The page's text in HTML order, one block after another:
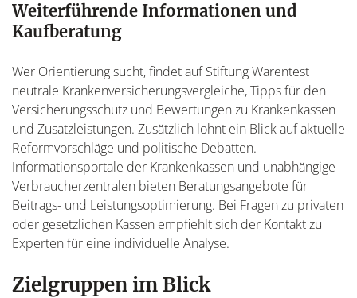
Weiterführende Informationen und
Kaufberatung
Wer Orientierung sucht, findet auf Stiftung Warentest
neutrale Krankenversicherungsvergleiche, Tipps für den
Versicherungsschutz und Bewertungen zu Krankenkassen
und Zusatzleistungen. Zusätzlich lohnt ein Blick auf aktuelle
Reformvorschläge und politische Debatten.
Informationsportale der Krankenkassen und unabhängige
Verbraucherzentralen bieten Beratungsangebote für
Beitrags- und Leistungsoptimierung. Bei Fragen zu privaten
oder gesetzlichen Kassen empfiehlt sich der Kontakt zu
Experten für eine individuelle Analyse.
Zielgruppen im Blick